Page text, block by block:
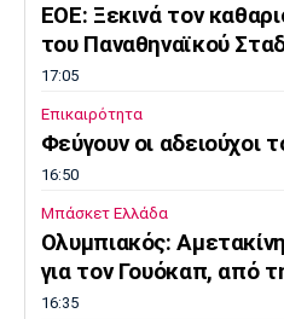
EOE: Ξεκινά τον
του Παναθηναϊκού
17:05
Επικαιρότητα
Φεύγουν οι αδειούχοι
16:50
Μπάσκετ Ελλάδα
Oλυμπιακός:
για τον Γουόκαπ, από
16:35